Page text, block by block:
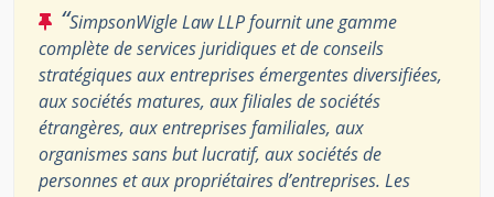
“SimpsonWigle Law LLP fournit une gamme
complète de services juridiques et de conseils
stratégiques aux entreprises émergentes diversifiées,
aux sociétés matures, aux filiales de sociétés
étrangères, aux entreprises familiales, aux
organismes sans but lucratif, aux sociétés de
personnes et aux propriétaires d’entreprises. Les